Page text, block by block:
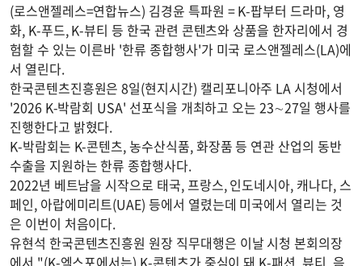
(로스앤젤레스=연합뉴스) 김경윤 특파원 = K-팝부터 드라마, 영
화, K-푸드, K-뷰티 등 한국 관련 콘텐츠와 상품을 한자리에서 경
험할 수 있는 이른바 '한류 종합행사'가 미국 로스앤젤레스(LA)에
서 열린다.
한국콘텐츠진흥원은 8일(현지시간) 캘리포니아주 LA 시청에서
'2026 K-박람회 USA' 선포식을 개최하고 오는 23∼27일 행사를
진행한다고 밝혔다.
K-박람회는 K-콘텐츠, 농수산식품, 화장품 등 연관 산업의 동반
수출을 지원하는 한류 종합행사다.
2022년 베트남을 시작으로 태국, 프랑스, 인도네시아, 캐나다, 스
페인, 아랍에미리트(UAE) 등에서 열렸는데 미국에서 열리는 것
은 이번이 처음이다.
유현석 한국콘텐츠진흥원 원장 직무대행은 이날 시청 본회의장
에서 "(K-엑스포에서는) K-콘텐츠가 중심이 돼 K-패션, 뷰티, 음